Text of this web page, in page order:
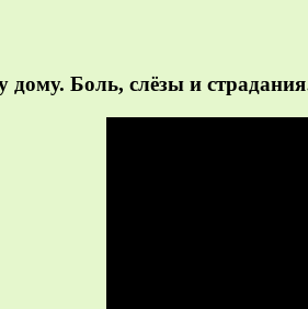
дому. Боль, слёзы и